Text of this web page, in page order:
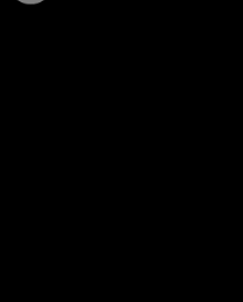
petit avec un peu
à votre taille, sachez